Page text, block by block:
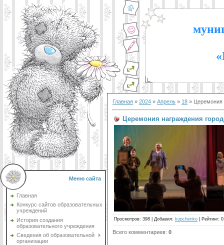
Меню сайта
Главная
Конкурс сайтов образовательных
учреждений
История создания
образовательного учреждения
Сведения об образовательной
организации
Главная » 2024 » Апрель » 18 » Церемония
Церемония награждения
Просмотров: 398 Добавил: kupchenko Рейтинг:
Всего комментариев: 0